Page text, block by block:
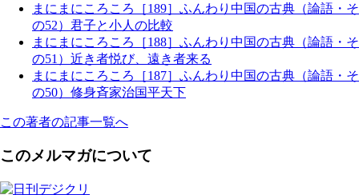
まにまにころころ［189］ふんわり中国の古典（論語・そ
の52）君子と小人の比較
まにまにころころ［188］ふんわり中国の古典（論語・そ
の51）近き者悦び、遠き者来る
まにまにころころ［187］ふんわり中国の古典（論語・そ
の50）修身斉家治国平天下
この著者の記事一覧へ
このメルマガについて